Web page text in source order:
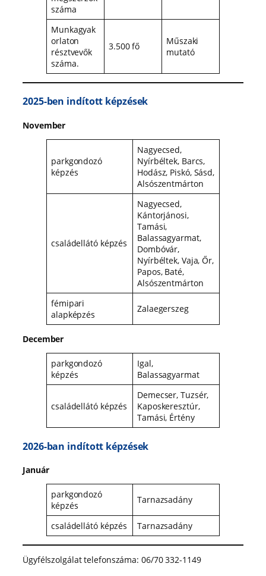
száma
Munkagyak
orlaton
résztvevők
száma.
3.500 fő
Műszaki
mutató
2025-ben indított képzések
November
parkgondozó
képzés
Nagyecsed,
Nyírbéltek, Barcs,
Hodász, Piskó, Sásd,
Alsószentmárton
családellátó képzés
Nagyecsed,
Kántorjánosi,
Tamási,
Balassagyarmat,
Dombóvár,
Nyírbéltek, Vaja, Őr,
Papos, Baté,
Alsószentmárton
fémipari
alapképzés
Zalaegerszeg
December
parkgondozó
képzés
Igal,
Balassagyarmat
családellátó képzés
Demecser, Tuzsér,
Kaposkeresztúr,
Tamási, Értény
2026-ban indított képzések
Január
parkgondozó
képzés
Tarnazsadány
családellátó képzés Tarnazsadány
Ügyfélszolgálat telefonszáma: 06/70 332-1149